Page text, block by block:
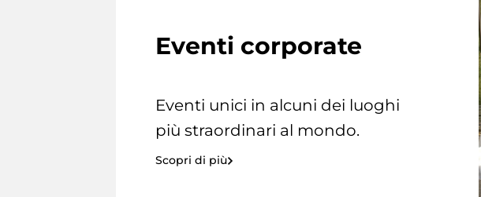
Eventi corporate
Eventi unici in alcuni dei luoghi
più straordinari al mondo.
Scopri di più